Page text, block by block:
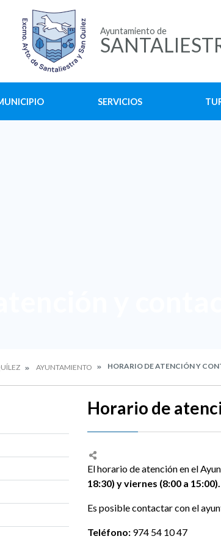
Ayuntamiento de
SERVICIOS
AYUNTAMIENTO HORARIO DE ATENCIÓN Y
Horario de
El horario de atención en el
18:30) y viernes (8:00 a 15:00).
Es posible contactar con el
Teléfono: 974 54 10 47